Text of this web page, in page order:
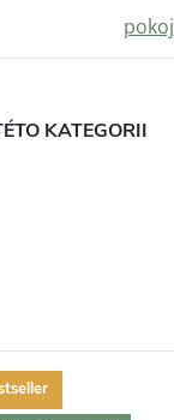
KATEGORII